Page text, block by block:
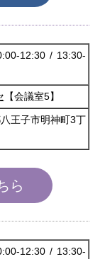
12:30 / 13:30-
【会議室5】
王子市明神町3丁
ら
12:30 / 13:30-